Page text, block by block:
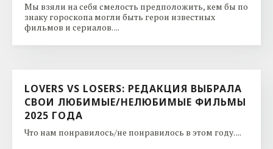
Мы взяли на себя смелость предположить, кем бы по
знаку гороскопа могли быть герои известных
фильмов и сериалов. ...
LOVERS VS LOSERS: РЕДАКЦИЯ ВЫБРАЛА
СВОИ ЛЮБИМЫЕ/НЕЛЮБИМЫЕ ФИЛЬМЫ
2025 ГОДА
Что нам понравилось/не понравилось в этом году. ...